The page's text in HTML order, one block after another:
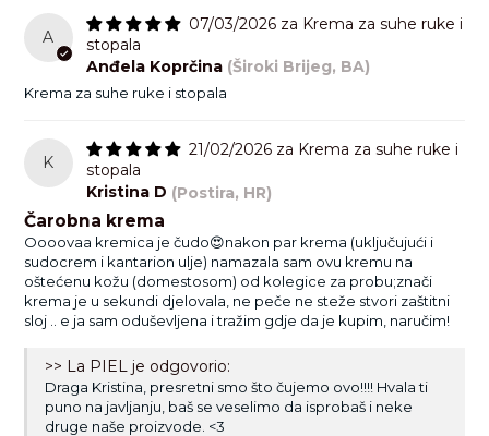
A
07/03/2026
Krema za suhe ruke i
stopala
Anđela Koprčina (Široki Brijeg, BA)
Krema za suhe ruke i stopala
K
21/02/2026
Krema za suhe ruke i
stopala
Kristina D (Postira, HR)
Čarobna krema
Oooovaa kremica je čudo😍nakon par krema (uključujući i
sudocrem i kantarion ulje) namazala sam ovu kremu na
oštećenu kožu (domestosom) od kolegice za probu;znači
krema je u sekundi djelovala, ne peče ne steže stvori zaštitni
sloj .. e ja sam oduševljena i tražim gdje da je kupim, naručim!
>> La PIEL je odgovorio:
Draga Kristina, presretni smo što čujemo ovo!!!! Hvala ti
puno na javljanju, baš se veselimo da isprobaš i neke
druge naše proizvode. <3